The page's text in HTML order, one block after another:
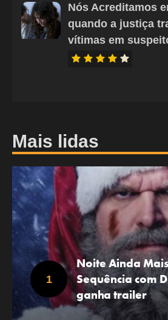
Nós Acreditamos
quando a justiça
vítimas em
Mais lidas
Noite Ainda
Sequência com
ganha trailer